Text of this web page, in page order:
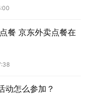
餐 京东外卖点餐在
动怎么参加？